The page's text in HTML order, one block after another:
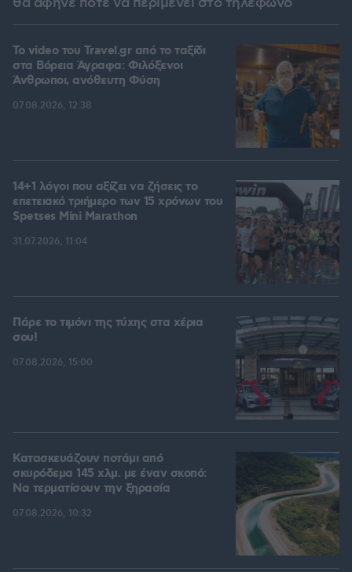
To video του Travel.gr από το ταξίδι
στα Βόρεια Άγραφα: Φιλόξενοι
Άνθρωποι, ανόθευτη Φύση
07.08.2026, 12:38
14+1 λόγοι που αξίζει να ζήσεις το
επετειακό τριήμερο των 15 χρόνων του
Spetses Mini Marathon
31.07.2026, 11:04
Πάρε το τιμόνι της τύχης στα χέρια
σου!
07.08.2026, 15:00
Κατασκευάζουν ποτάμι από
σκυρόδεμα 145 χλμ. με έναν σκοπό:
Να τερματίσουν την ξηρασία
07.08.2026, 10:32